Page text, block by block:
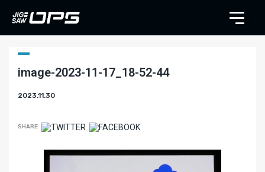
image-2023-11-17_18-52-44
2023.11.30
SHARE